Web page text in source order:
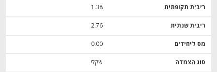
ריבית תקופתית 1.38
ריבית שנתית 2.76
מס ליחידים 0.00
סוג הצמדה שקלי